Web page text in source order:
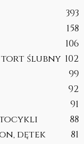
393
158
106
tort ślubny 102
99
92
91
88
dętek
81